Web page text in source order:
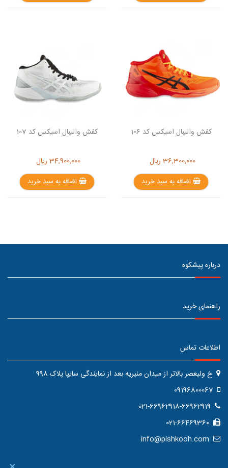
کفش والیبال اسیکس کد 106
36,300,000 ریال
اضافه به سبد خرید
کفش والیبال اسیکس کد 107
34,900,000 ریال
اضافه به سبد خرید
درباره پیشکوه
راهنمای خرید
اطلاعات تماس
خ ولیعصر بالاتر از میدان منیریه بعد از نمایندگی سایپا پلاک 998